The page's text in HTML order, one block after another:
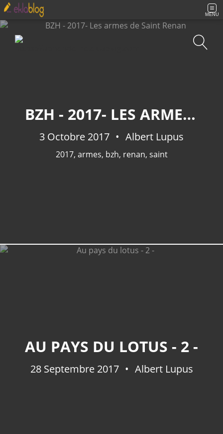
MENU
BZH - 2017- LES ARMES DE SAINT RENAN
3 Octobre 2017 Albert Lupus
2017, armes, bzh, renan, saint
AU PAYS DU LOTUS - 2 -
28 Septembre 2017 Albert Lupus